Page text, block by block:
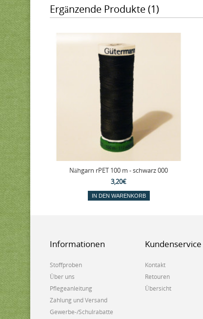
Ergänzende Produkte (1)
Nähgarn rPET 100 m - schwarz 000
3,20€
IN DEN WARENKORB
Informationen
Stoffproben
Über uns
Pflegeanleitung
Zahlung und Versand
Gewerbe-/Schulrabatte
Kundenservice
Kontakt
Retouren
Übersicht